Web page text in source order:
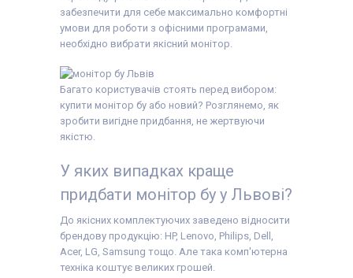
DVI:
Displayport: Є
HDMI: Є
Комплектація:
живлення 220В,
сигнальний кабель
(на вибір),
гарантійний талон,
видаткова накладна
HDMI: Є
Комплектація:
Монітор, кабель
гарантійний талон,
видаткова накладна
забезпечити для себе максимально комфортні
умови для роботи з офісними програмами,
необхідно вибрати якісний монітор.
Багато користувачів стоять перед вибором:
купити монітор бу або новий? Розглянемо, як
зробити вигідне придбання, не жертвуючи
якістю.
У яких випадках краще
придбати монітор бу у Львові?
До якісних комплектуючих заведено відносити
брендову продукцію: HP, Lenovo, Philips, Dell,
Acer, LG, Samsung тощо. Але така комп'ютерна
техніка коштує великих грошей.